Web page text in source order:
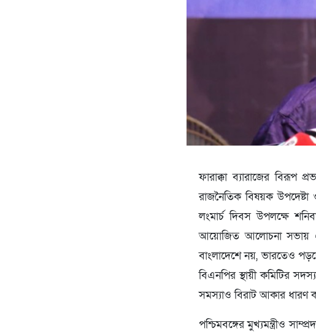
ফারাক্কা ব্যারাজের বিরূপ
রাজনৈতিক বিষয়ক
লংমার্চ দিবস উপলক্ষে
আয়োজিত আলোচনা সভায় এ
বাংলাদেশে নয়, ভারতেও
বিএনপির স্থায়ী কমিটির
সমস্যাও বিরাট আকার ধারণ
পশ্চিমবঙ্গের মুখ্যমন্ত্রীও